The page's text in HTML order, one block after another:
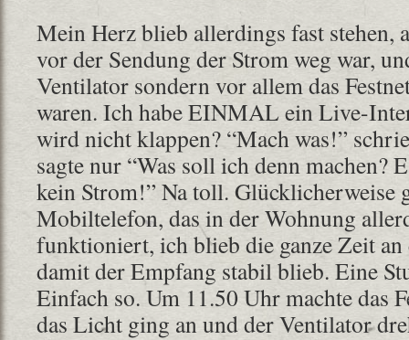
Mein Herz blieb allerdings fast stehen,
vor der Sendung der Strom weg war,
Ventilator sondern vor allem das
waren. Ich habe EINMAL ein Live-
wird nicht klappen? “Mach was!”
sagte nur “Was soll ich denn machen?
kein Strom!” Na toll. Glücklicherweise
Mobiltelefon, das in der Wohnung
funktioniert, ich blieb die ganze Zeit
damit der Empfang stabil blieb. Eine
Einfach so. Um 11.50 Uhr machte das
das Licht ging an und der Ventilator